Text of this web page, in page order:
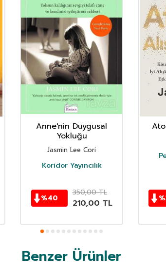
Anne'nin Duygusal
Yokluğu
Jasmin Lee Cori
Koridor Yayıncılık
%40
350,00TL
210,00 TL %
Benzer Ürünler